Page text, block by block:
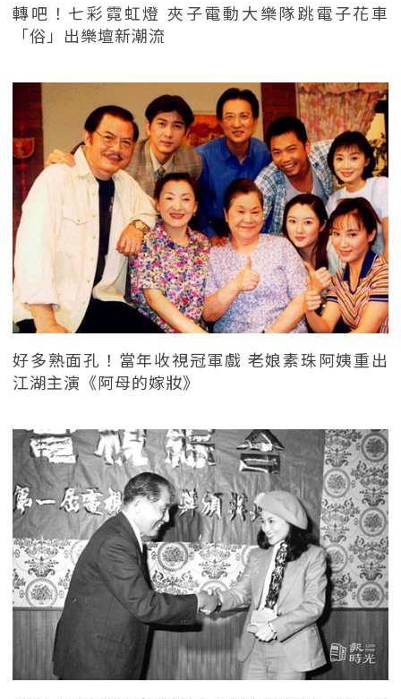
轉吧！七彩霓虹燈 夾子電動大樂隊跳電子花車
「俗」出樂壇新潮流
好多熟面孔！當年收視冠軍戲 老娘素珠阿姨重出
江湖主演《阿母的嫁妝》